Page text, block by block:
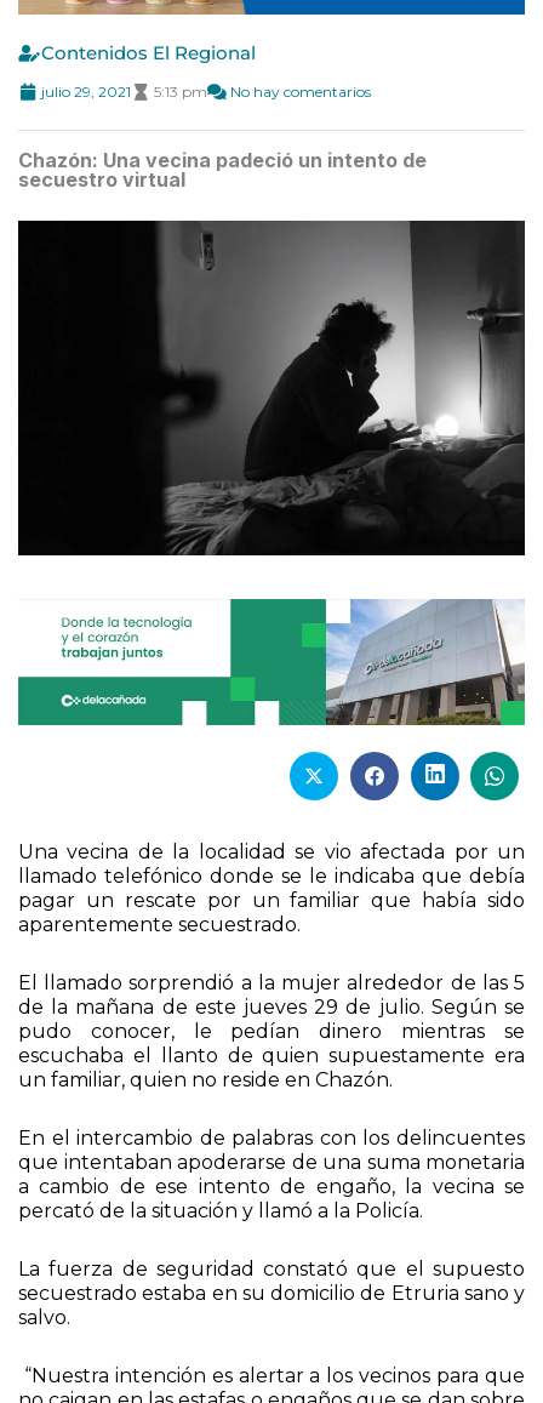
Contenidos El Regional
julio 29, 2021 5:13 pm No hay comentarios
Chazón: Una vecina padeció un intento de
secuestro virtual
Una vecina de la localidad se vio afectada por un
llamado telefónico donde se le indicaba que debía
pagar un rescate por un familiar que había sido
aparentemente secuestrado.
El llamado sorprendió a la mujer alrededor de las 5
de la mañana de este jueves 29 de julio. Según se
pudo conocer, le pedían dinero mientras se
escuchaba el llanto de quien supuestamente era
un familiar, quien no reside en Chazón.
En el intercambio de palabras con los delincuentes
que intentaban apoderarse de una suma monetaria
a cambio de ese intento de engaño, la vecina se
percató de la situación y llamó a la Policía.
La fuerza de seguridad constató que el supuesto
secuestrado estaba en su domicilio de Etruria sano y
salvo.
“Nuestra intención es alertar a los vecinos para que